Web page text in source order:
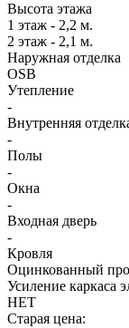
Высота этажа
1 этаж - 2,2 м.
2 этаж - 2,1 м.
Наружная отделка
OSB
Утепление
-
Внутренняя
-
Полы
-
Окна
-
Входная дверь
-
Кровля
Оцинкованный
Усиление каркаса
НЕТ
Старая цена: